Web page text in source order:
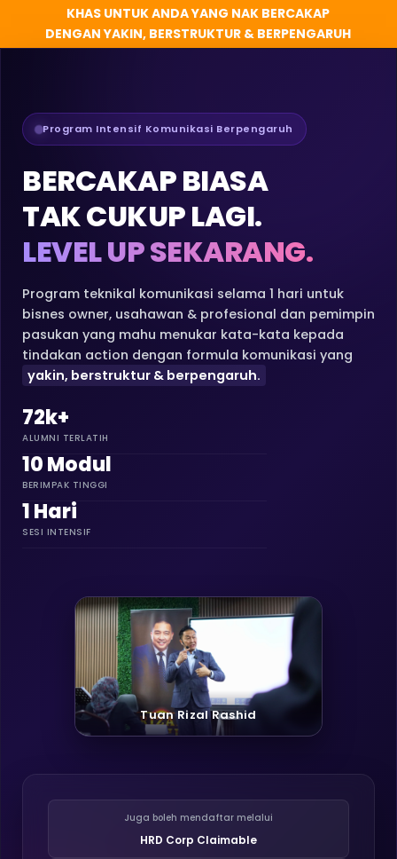
KHAS UNTUK ANDA YANG NAK BERCAKAP
DENGAN YAKIN, BERSTRUKTUR & BERPENGARUH
Program Intensif Komunikasi Berpengaruh
BERCAKAP BIASA
TAK CUKUP LAGI.
LEVEL UP SEKARANG.
Program teknikal komunikasi selama 1 hari untuk
bisnes owner, usahawan & profesional dan pemimpin
pasukan yang mahu menukar kata-kata kepada
tindakan action dengan formula komunikasi yang
yakin, berstruktur & berpengaruh.
72k+
ALUMNI TERLATIH
10 Modul
BERIMPAK TINGGI
1 Hari
SESI INTENSIF
Tuan Rizal Rashid
Juga boleh mendaftar melalui
HRD Corp Claimable